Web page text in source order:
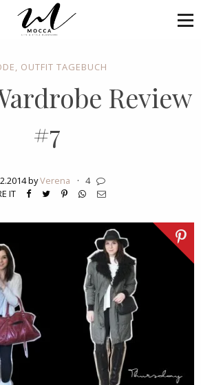
, OUTFIT TAGEBUCH
Review
#7
byVerena · 4
IT